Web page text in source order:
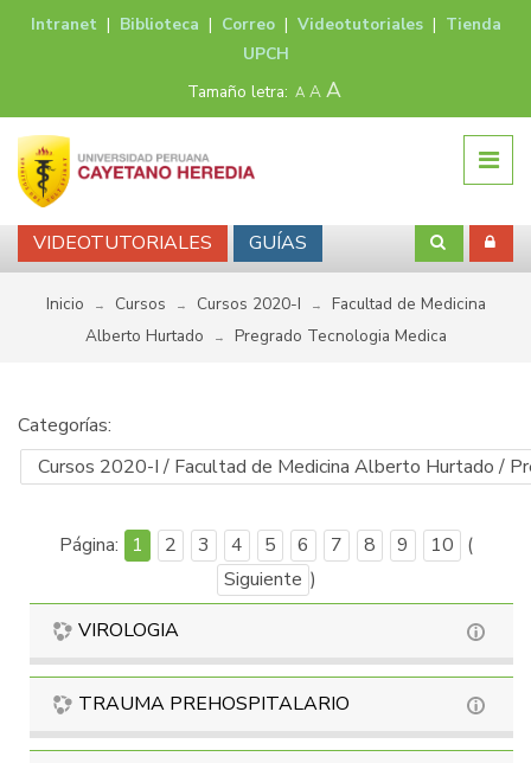
Intranet | Biblioteca | Correo| Videotutoriales| Tienda
UPCH
Tamaño letra: A A A
VIDEOTUTORIALES GUÍAS
Inicio → Cursos → Cursos 2020-I →
Facultad de Medicina
Alberto Hurtado
→ Pregrado Tecnologia Medica
Categorías:
Página: 1 2 3 4 5 6 7 8 9 10 (
Siguiente )
VIROLOGIA
TRAUMA PREHOSPITALARIO